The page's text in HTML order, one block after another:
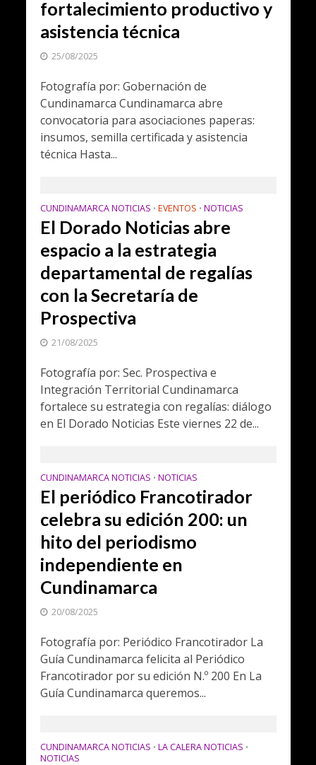
fortalecimiento productivo y
asistencia técnica
25/08/2025
Fotografía por: Gobernación de
Cundinamarca Cundinamarca abre
convocatoria para asociaciones paperas:
insumos, semilla certificada y asistencia
técnica Hasta...
CUNDINAMARCA NOTICIAS • EVENTOS • NOTICIAS
El Dorado Noticias abre
espacio a la estrategia
departamental de regalías
con la Secretaría de
Prospectiva
21/08/2025
Fotografía por: Sec. Prospectiva e
Integración Territorial Cundinamarca
fortalece su estrategia con regalías: diálogo
en El Dorado Noticias Este viernes 22 de...
CUNDINAMARCA NOTICIAS • NOTICIAS
El periódico Francotirador
celebra su edición 200: un
hito del periodismo
independiente en
Cundinamarca
20/08/2025
Fotografía por: Periódico Francotirador La
Guía Cundinamarca felicita al Periódico
Francotirador por su edición N.º 200 En La
Guía Cundinamarca queremos...
CUNDINAMARCA NOTICIAS • LA CALERA NOTICIAS •
NOTICIAS